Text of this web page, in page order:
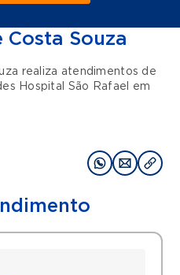
Costa Souza
realiza atendimentos de
Hospital São Rafael
em